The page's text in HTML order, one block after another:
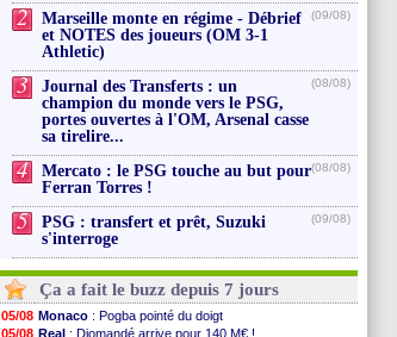
2
Marseille monte en régime - Débrief
et NOTES des joueurs (OM 3-1
Athletic)
(09/08)
3
Journal des Transferts : un
champion du monde vers le PSG,
portes ouvertes à l'OM, Arsenal casse
sa tirelire...
(08/08)
4
Mercato : le PSG touche au but pour
Ferran Torres !
(08/08)
5
PSG : transfert et prêt, Suzuki
s'interroge
(09/08)
Ça a fait le buzz depuis 7 jours
05/08 Monaco : Pogba pointé du doigt
05/08 Real : Diomandé arrive pour 140 M€ !